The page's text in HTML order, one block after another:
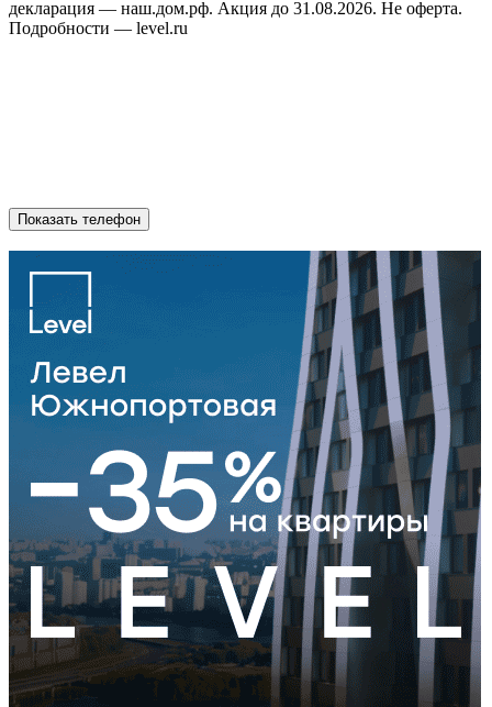
декларация — наш.дом.рф. Акция до 31.08.2026. Не оферта.
Подробности — level.ru
Показать телефон